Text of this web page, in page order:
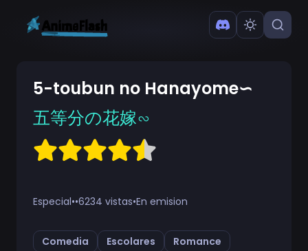
5-toubun no Hanayome∽
五等分の花嫁∽
Especial••6234 vistas•En emision
Comedia Escolares
Romance